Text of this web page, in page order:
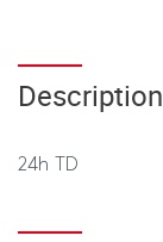
Description
24h TD